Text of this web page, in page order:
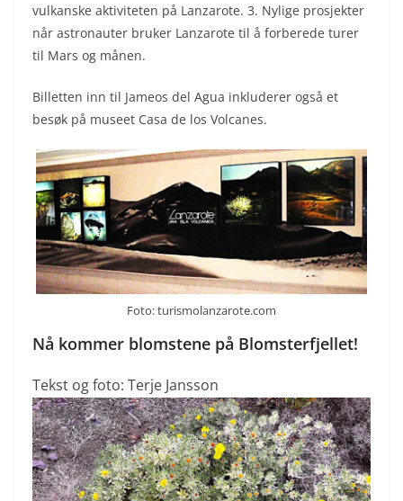
vulkanske aktiviteten på Lanzarote. 3. Nylige prosjekter
når astronauter bruker Lanzarote til å forberede turer
til Mars og månen.
Billetten inn til Jameos del Agua inkluderer også et
besøk på museet Casa de los Volcanes.
Foto: turismolanzarote.com
Nå kommer blomstene på Blomsterfjellet!
Tekst og foto: Terje Jansson